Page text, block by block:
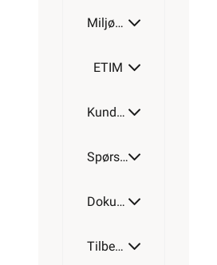
Miljøparametere
ETIM
Kundeomtale
Spørsmål og svar
Dokumentasjon
Tilbehør